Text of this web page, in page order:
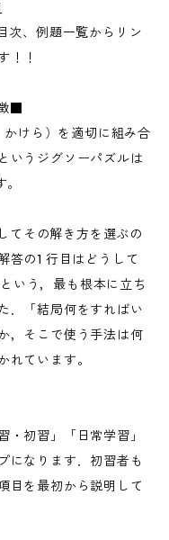
次、例題一覧からリン
！！
■
けら）を適切に組み合
いうジグソーパズルは
てその解き方を選ぶの
答の1 行目はどうして
いう，最も根本に立ち
．「結局何をすればい
，そこで使う手法は何
れています。
初習」「日常学習」
になります．初習者も
目を最初から説明して